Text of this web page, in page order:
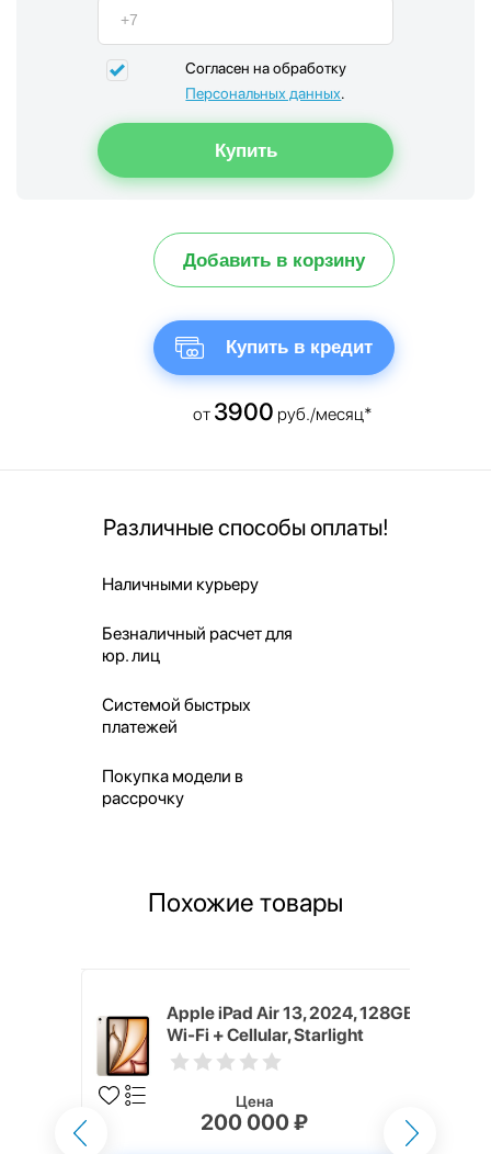
Согласен на обработку
Персональных данных.
Добавить в корзину
Купить в кредит
от 3900 руб./месяц*
Различные способы оплаты!
Наличными курьеру
Безналичный расчет для
юр. лиц
Системой быстрых
платежей
Покупка модели в
рассрочку
Похожие товары
Apple iPad Air 13, 2024, 128GB,
Wi-Fi + Cellular, Starlight
Цена
200 000 ₽